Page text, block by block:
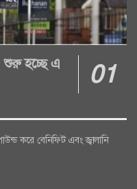
শুরু হচ্ছে এ
বেনিফিট এবং জ্বালানি